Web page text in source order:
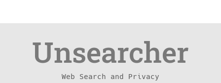
Unsearcher
Web Search and Privacy